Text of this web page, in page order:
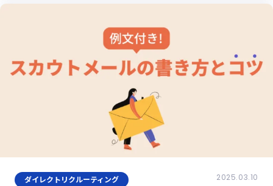
ダイレクトリクルーティング 2025.03.10